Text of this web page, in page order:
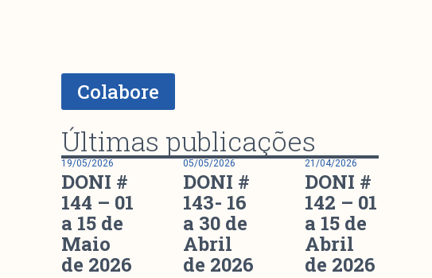
Colabore
Últimas publicações
19/05/2026
DONI #
144 – 01
a 15 de
Maio
de 2026
05/05/2026
DONI #
143- 16
a 30 de
Abril
de 2026
21/04/2026
DONI #
142 – 01
a 15 de
Abril
de 2026